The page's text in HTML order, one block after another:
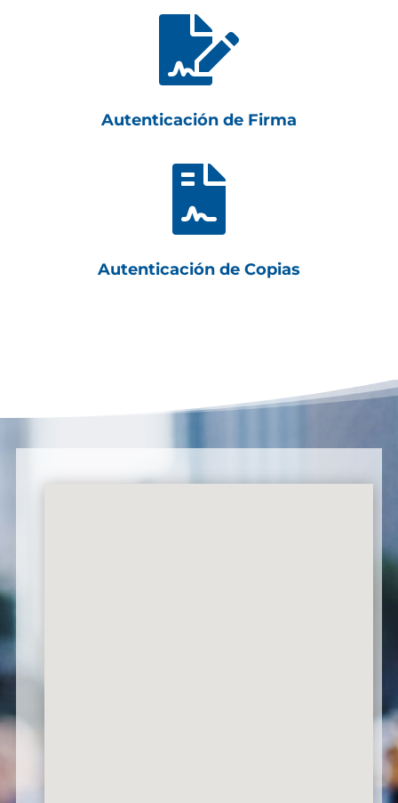

Autenticación de Firma

Autenticación de Copias